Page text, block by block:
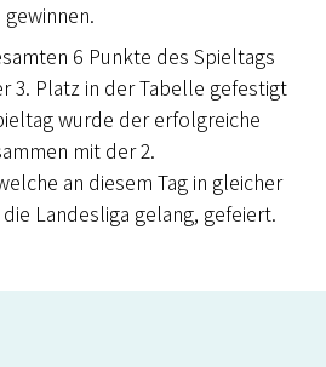
6 Punkte des Spieltags
3. Platz in der Tabelle gefestigt
wurde der erfolgreiche
mit der 2.
an diesem Tag in gleicher
Landesliga gelang, gefeiert.